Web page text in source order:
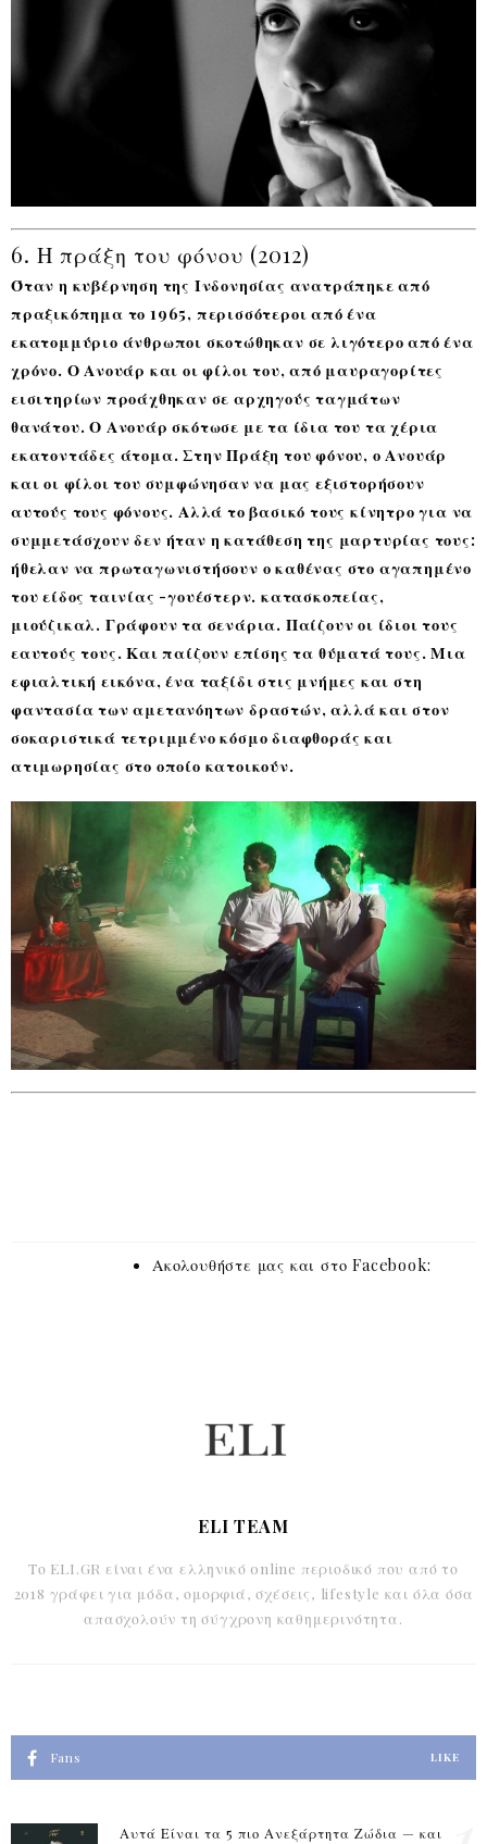
6. Η πράξη του φόνου (2012)
Όταν η κυβέρνηση της Ινδονησίας ανατράπηκε από
πραξικόπημα το 1965, περισσότεροι από ένα
εκατομμύριο άνθρωποι σκοτώθηκαν σε λιγότερο από ένα
χρόνο. Ο Ανουάρ και οι φίλοι του, από μαυραγορίτες
εισιτηρίων προάχθηκαν σε αρχηγούς ταγμάτων
θανάτου. Ο Ανουάρ σκότωσε με τα ίδια του τα χέρια
εκατοντάδες άτομα. Στην Πράξη του φόνου, ο Ανουάρ
και οι φίλοι του συμφώνησαν να μας εξιστορήσουν
αυτούς τους φόνους. Αλλά το βασικό τους κίνητρο για να
συμμετάσχουν δεν ήταν η κατάθεση της μαρτυρίας τους:
ήθελαν να πρωταγωνιστήσουν ο καθένας στο αγαπημένο
του είδος ταινίας -γουέστερν. κατασκοπείας,
μιούζικαλ. Γράφουν τα σενάρια. Παίζουν οι ίδιοι τους
εαυτούς τους. Και παίζουν επίσης τα θύματά τους. Μια
εφιαλτική εικόνα, ένα ταξίδι στις μνήμες και στη
φαντασία των αμετανόητων δραστών, αλλά και στον
σοκαριστικά τετριμμένο κόσμο διαφθοράς και
ατιμωρησίας στο οποίο κατοικούν.
Ακολουθήστε μας και στο Facebook:
ELI TEAM
Το ELI.GR είναι ένα ελληνικό online περιοδικό που από το
2018 γράφει για μόδα, ομορφιά, σχέσεις, lifestyle και όλα όσα
απασχολούν τη σύγχρονη καθημερινότητα.
Fans LIKE
Αυτά Είναι τα 5 πιο Ανεξάρτητα Ζώδια — και